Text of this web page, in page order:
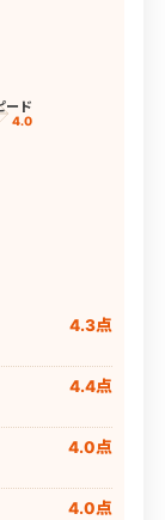
ード
4.0
4.3点
4.4点
4.0点
4.0点